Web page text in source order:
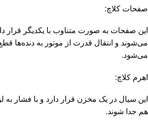
صفحات کلاچ:
این صفحات به صورت متناوب با یکدیگر قرار
می‌شوند و انتقال قدرت از موتور به دنده‌ها
می‌شود.
اهرم کلاچ:
این سیال در یک مخزن قرار دارد و با فشار
هم جدا شوند.